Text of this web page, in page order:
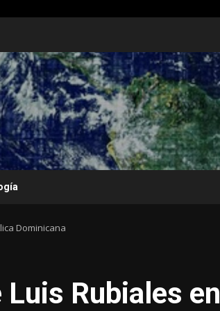
Dominicana
Rubiales en